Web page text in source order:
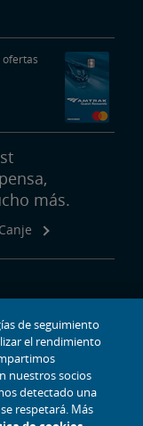
ofertas
más.
de seguimiento
el rendimiento
nuestros socios
detectado una
respetará. Más